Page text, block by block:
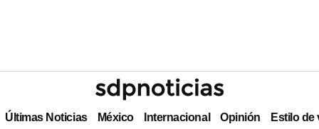
Últimas Noticias México Internacional Opinión Estilo de